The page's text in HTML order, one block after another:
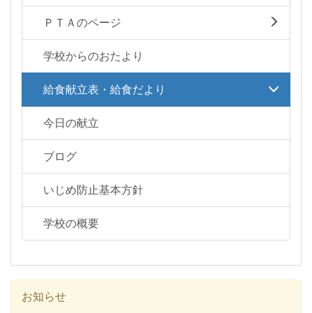
ＰＴＡのページ
学校からのおたより
給食献立表・給食だより
今日の献立
ブログ
いじめ防止基本方針
学校の概要
お知らせ